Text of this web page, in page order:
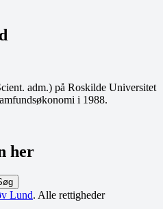
adm.) på Roskilde Universitet
i 1988.
her
Lund. Alle rettigheder